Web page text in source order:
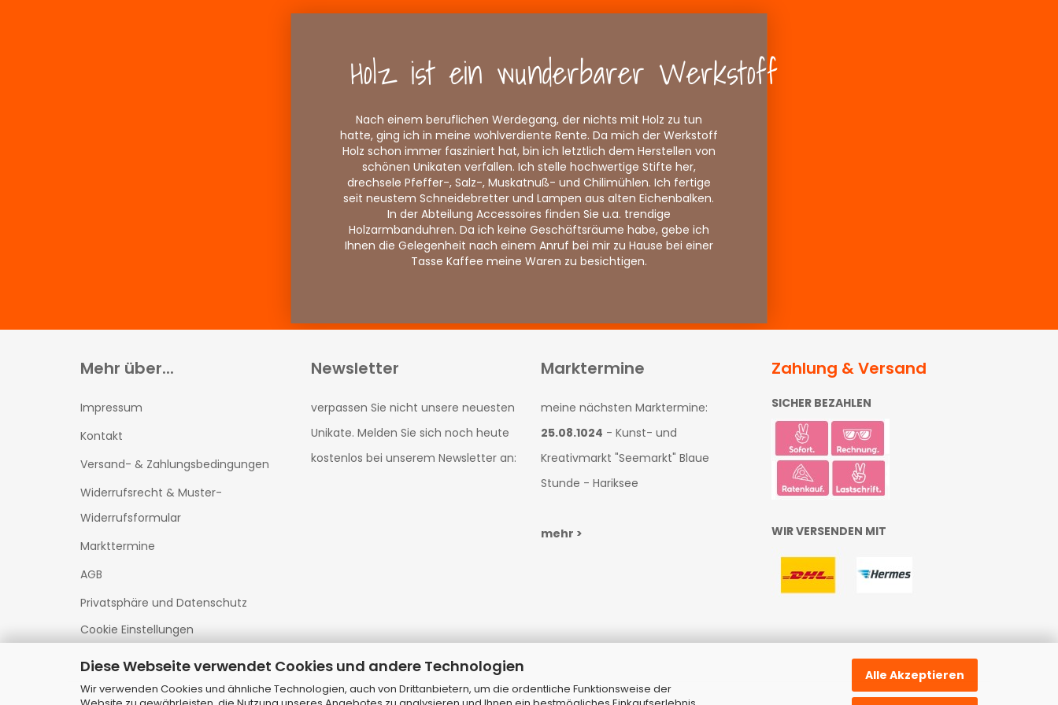
Diese Webseite verwendet Cookies und andere Technologien
Wir verwenden Cookies und ähnliche Technologien, auch von Drittanbietern, um die ordentliche Funktionsweise der
Alle Akzeptieren
Holz ist ein wunderbarer Werkstoff
Nach einem beruflichen Werdegang, der nichts mit Holz zu tun
hatte, ging ich in meine wohlverdiente Rente. Da mich der Werkstoff
Holz schon immer fasziniert hat, bin ich letztlich dem Herstellen von
schönen Unikaten verfallen. Ich stelle hochwertige Stifte her,
drechsele Pfeffer-, Salz-, Muskatnuß- und Chilimühlen. Ich fertige
seit neustem Schneidebretter und Lampen aus alten Eichenbalken.
In der Abteilung Accessoires finden Sie u.a. trendige
Holzarmbanduhren. Da ich keine Geschäftsräume habe, gebe ich
Ihnen die Gelegenheit nach einem Anruf bei mir zu Hause bei einer
Tasse Kaffee meine Waren zu besichtigen.
Mehr über...
Impressum
Kontakt
Versand- & Zahlungsbedingungen
Widerrufsrecht & Muster-
Widerrufsformular
Markttermine
AGB
Privatsphäre und Datenschutz
Cookie Einstellungen
Newsletter
verpassen Sie nicht unsere neuesten
Unikate. Melden Sie sich noch heute
kostenlos bei unserem Newsletter an:
Marktermine
meine nächsten Marktermine:
25.08.1024 - Kunst- und
Kreativmarkt "Seemarkt" Blaue
Stunde - Hariksee
mehr >
Zahlung & Versand
SICHER BEZAHLEN
WIR VERSENDEN MIT